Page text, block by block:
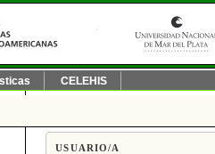
USUARIO/A
CELEHIS